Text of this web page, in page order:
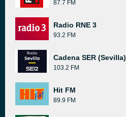
87.7 FM
Radio RNE 3
93.2 FM
Cadena SER (Sevilla)
103.2 FM
Hit FM
89.9 FM